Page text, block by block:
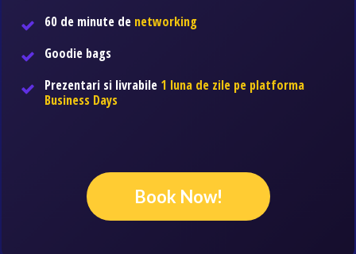
60 de minute de networking
Goodie bags
Prezentari si livrabile 1 luna de zile pe platforma
Business Days
Book Now!